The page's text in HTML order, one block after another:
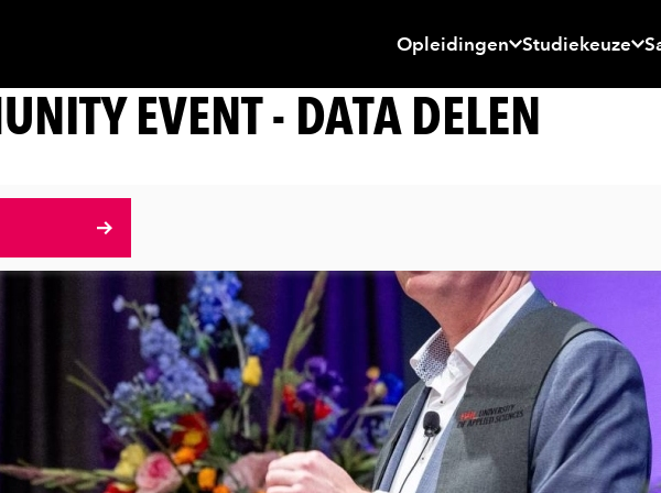
Opleidingen Studiekeuze
EVENT - DATA DELEN